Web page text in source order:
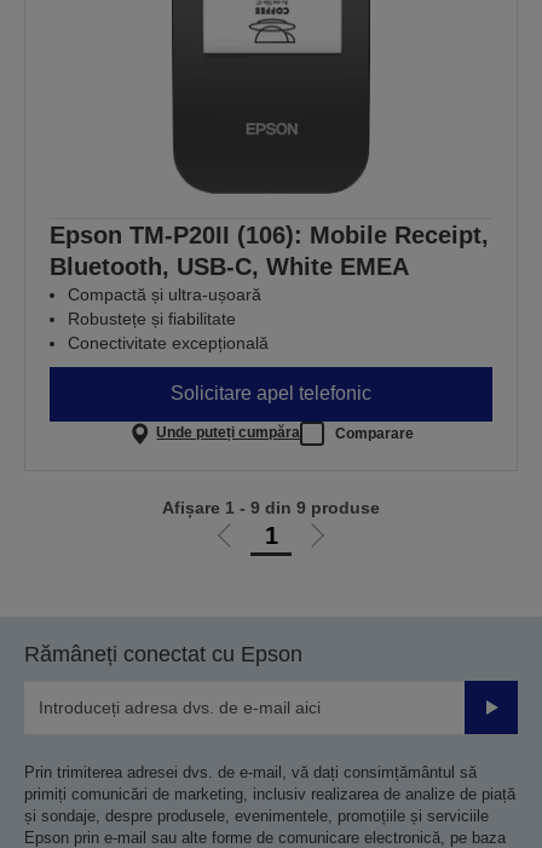
Epson TM-P20II (106): Mobile Receipt,
Bluetooth, USB-C, White EMEA
Compactă și ultra-ușoară
Robustețe și fiabilitate
Conectivitate excepțională
Solicitare apel telefonic
Unde puteți cumpăra Comparare
Mergi
1
Mergi
Afișare 1 - 9 din 9 produse
Rămâneți conectat cu Epson
Prin trimiterea adresei dvs. de e-mail, vă dați consimțământul să
primiți comunicări de marketing, inclusiv realizarea de analize de piață
și sondaje, despre produsele, evenimentele, promoțiile și serviciile
Epson prin e-mail sau alte forme de comunicare electronică, pe baza